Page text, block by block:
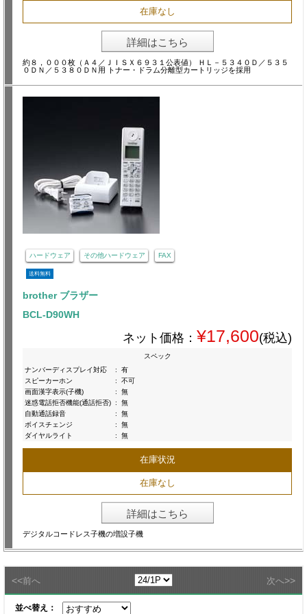
在庫なし
詳細はこちら
約８，０００枚（Ａ４／ＪＩＳＸ６９３１公表値） ＨＬ－５３４０Ｄ／５３５
０ＤＮ／５３８０ＤＮ用 トナー・ドラム分離型カートリッジを採用
ハードウェア その他ハードウェア FAX
送料無料
brother ブラザー
BCL-D90WH
ネット価格： ¥17,600(税込)
スペック
ナンバーディスプレイ対応
:
有
スピーカーホン
:
不可
画面漢字表示(子機)
:
無
迷惑電話拒否機能(通話拒否) :
無
自動通話録音
:
無
ボイスチェンジ
:
無
ダイヤルライト
: 無
在庫状況
在庫なし
詳細はこちら
デジタルコードレス子機の増設子機
<<前へ 次へ>>
並べ替え：